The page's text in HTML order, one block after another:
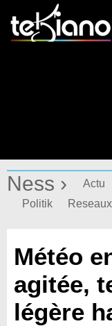
Ness › Actu
Politik
Météo
agitée,
légère